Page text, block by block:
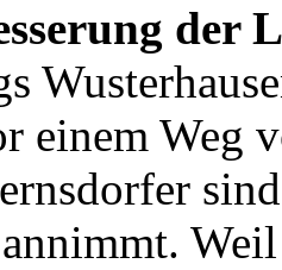
der
einem Weg